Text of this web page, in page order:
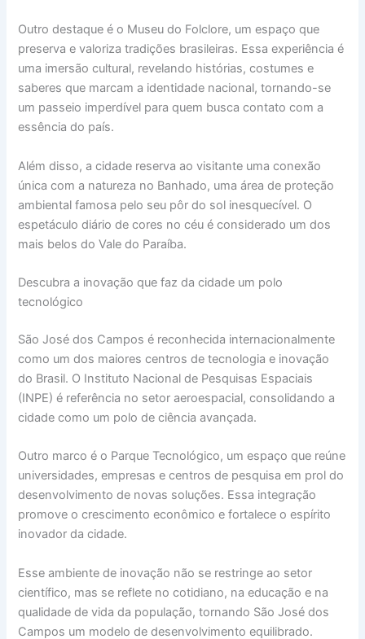
Outro destaque é o Museu do Folclore, um espaço que
preserva e valoriza tradições brasileiras. Essa experiência é
uma imersão cultural, revelando histórias, costumes e
saberes que marcam a identidade nacional, tornando-se
um passeio imperdível para quem busca contato com a
essência do país.
Além disso, a cidade reserva ao visitante uma conexão
única com a natureza no Banhado, uma área de proteção
ambiental famosa pelo seu pôr do sol inesquecível. O
espetáculo diário de cores no céu é considerado um dos
mais belos do Vale do Paraíba.
Descubra a inovação que faz da cidade um polo
tecnológico
São José dos Campos é reconhecida internacionalmente
como um dos maiores centros de tecnologia e inovação
do Brasil. O Instituto Nacional de Pesquisas Espaciais
(INPE) é referência no setor aeroespacial, consolidando a
cidade como um polo de ciência avançada.
Outro marco é o Parque Tecnológico, um espaço que reúne
universidades, empresas e centros de pesquisa em prol do
desenvolvimento de novas soluções. Essa integração
promove o crescimento econômico e fortalece o espírito
inovador da cidade.
Esse ambiente de inovação não se restringe ao setor
científico, mas se reflete no cotidiano, na educação e na
qualidade de vida da população, tornando São José dos
Campos um modelo de desenvolvimento equilibrado.